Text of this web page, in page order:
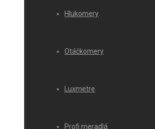
Hlukomery
Otáčkomery
Luxmetre
Profi meradlá